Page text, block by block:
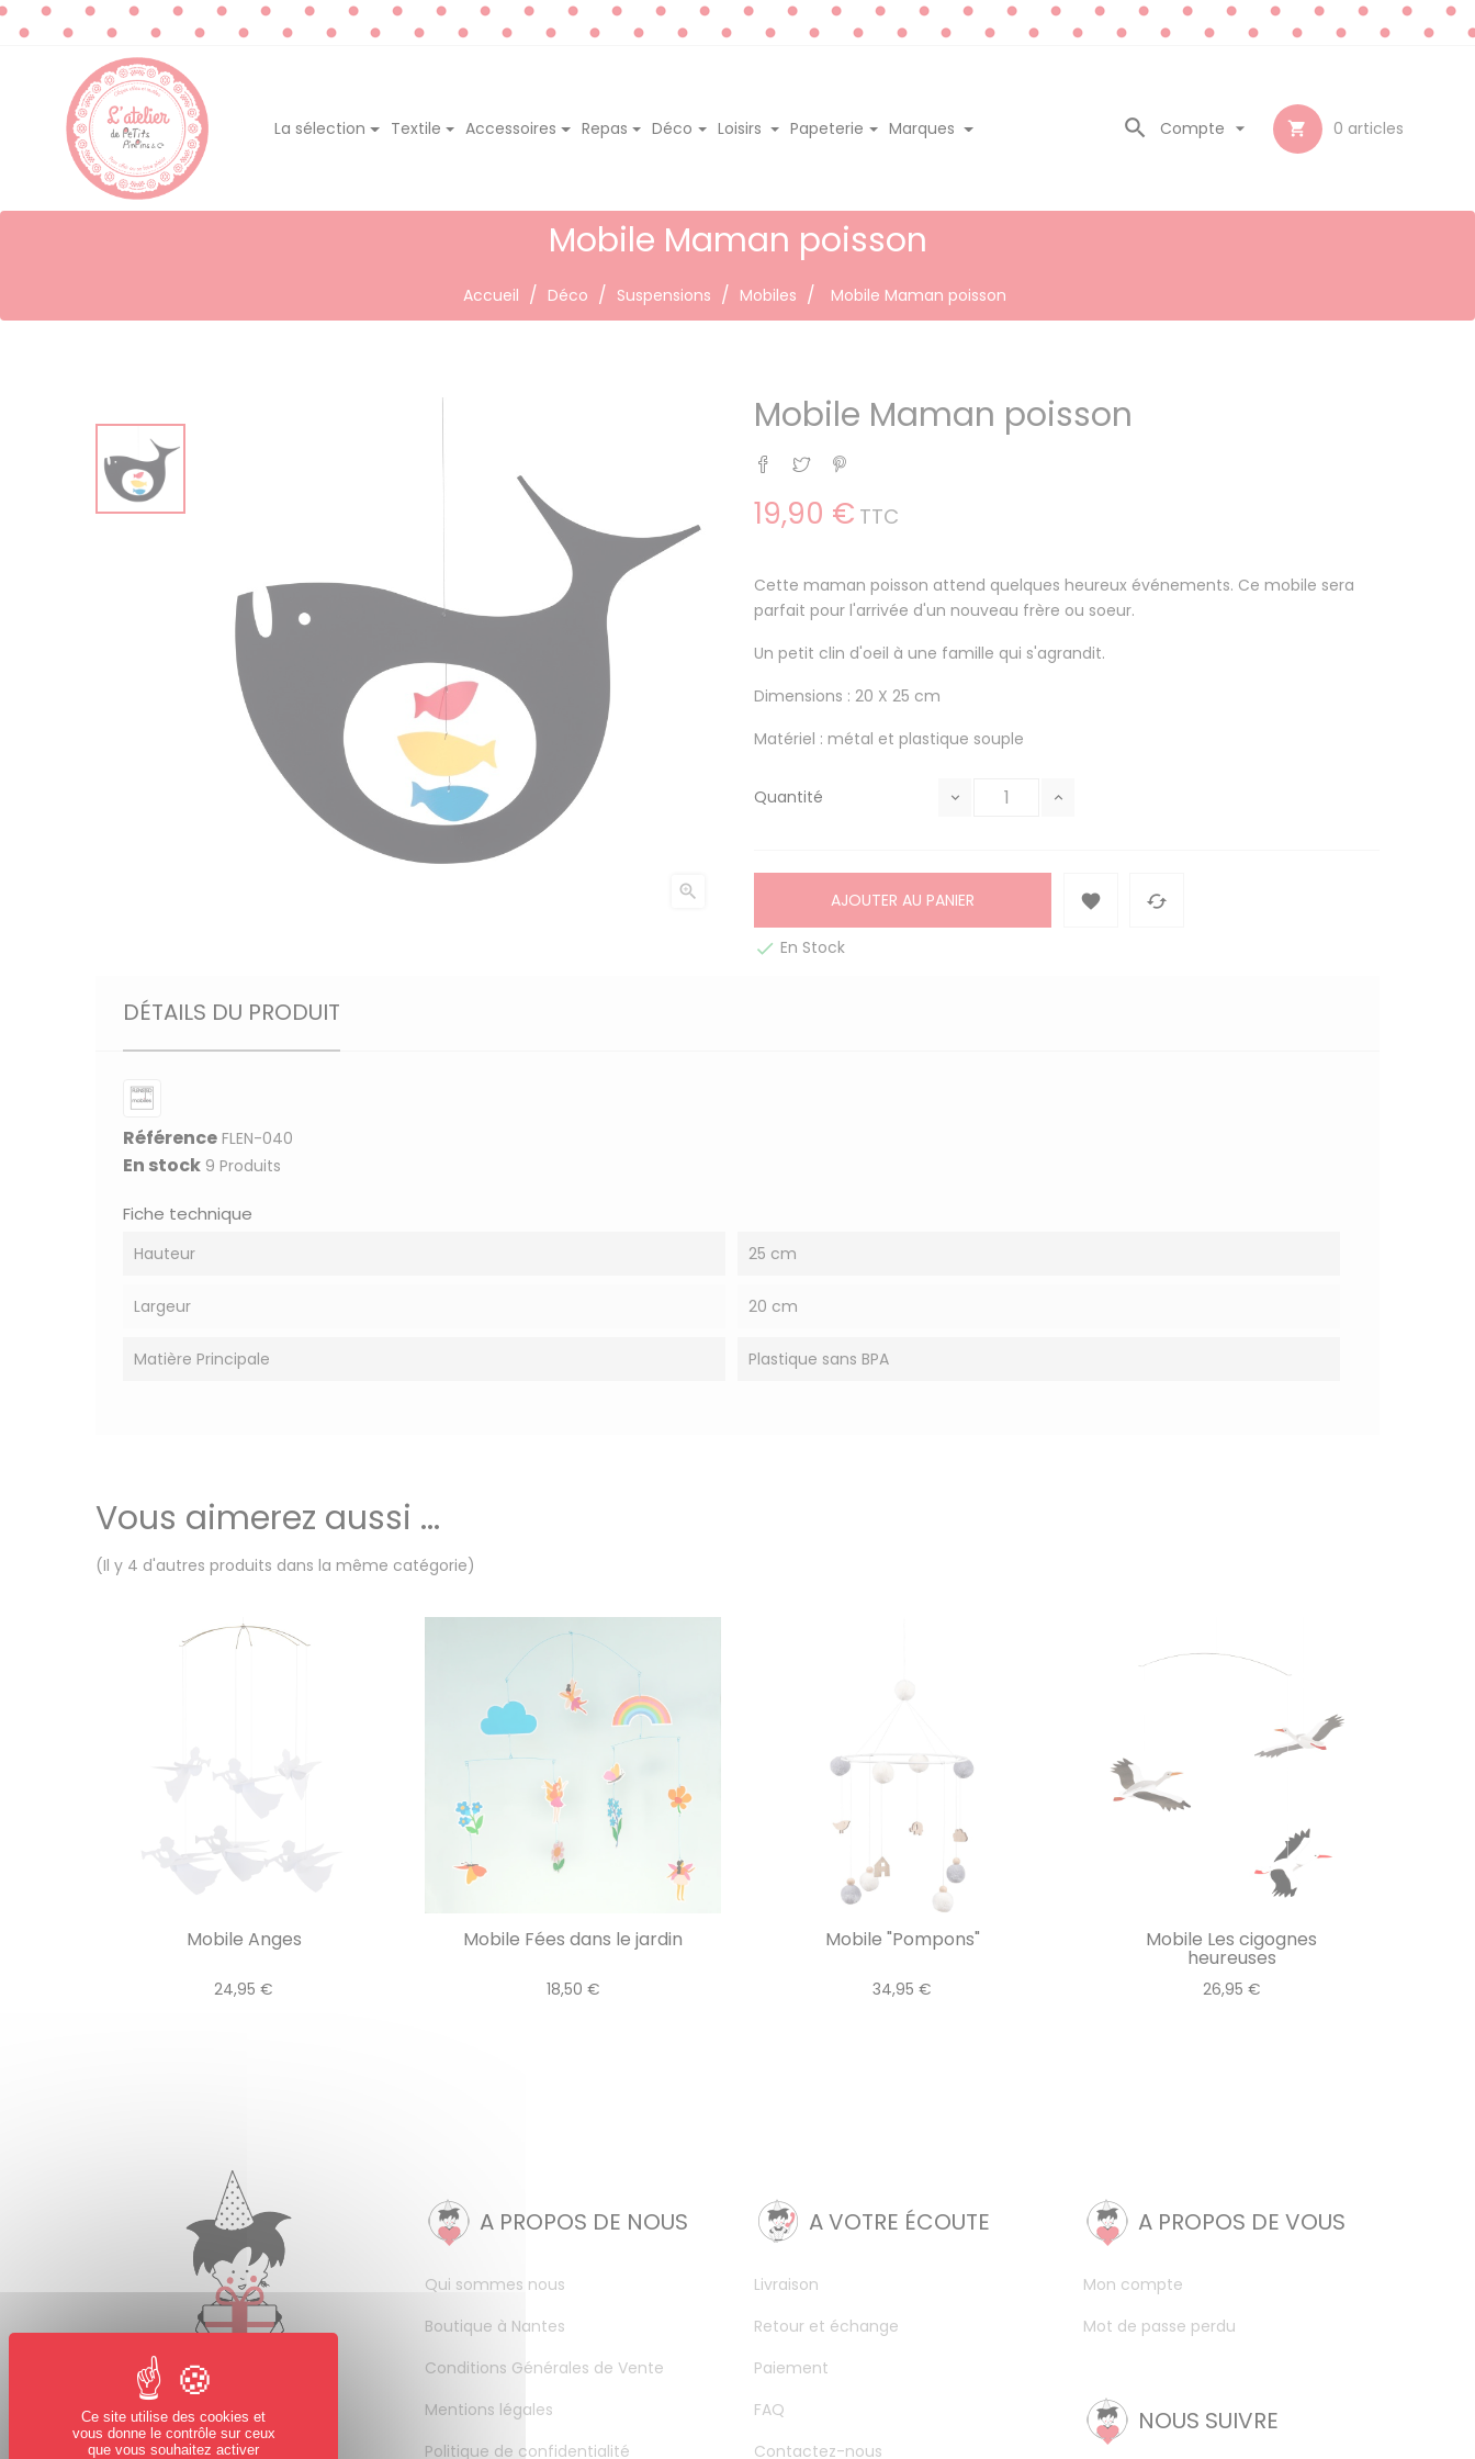
La sélection Textile Accessoires Repas Déco Loisirs Papeterie Marques  0 articles
Compte 

Mobile Maman poisson
Accueil Déco Suspensions Mobiles Mobile Maman poisson

Mobile Maman poisson
Partager
Tweet
19,90 € TTC
Cette maman poisson attend quelques heureux événements. Ce mobile sera
parfait pour l'arrivée d'un nouveau frère ou soeur.
Un petit clin d'oeil à une famille qui s'agrandit.
Dimensions : 20 X 25 cm
Matériel : métal et plastique souple
Quantité
AJOUTER AU PANIER  
 En Stock
DÉTAILS DU PRODUIT
Référence FLEN-040
En stock 9 Produits
Fiche technique
Hauteur 25 cm
Largeur 20 cm
Matière Principale Plastique sans BPA
Vous aimerez aussi ...
(Il y 4 d'autres produits dans la même catégorie)
Mobile Anges
24,95 €
Mobile Fées dans le jardin
18,50 €
Mobile "Pompons"
34,95 €
Mobile Les cigognes
heureuses
26,95 €
A PROPOS DE NOUS
Qui sommes nous
Boutique à Nantes
Conditions Générales de Vente
Mentions légales
Politique de confidentialité
A VOTRE ÉCOUTE
Livraison
Retour et échange
Paiement
FAQ
Contactez-nous
A PROPOS DE VOUS
Mon compte
Mot de passe perdu
NOUS SUIVRE
Ce site utilise des cookies et
vous donne le contrôle sur ceux
que vous souhaitez activer